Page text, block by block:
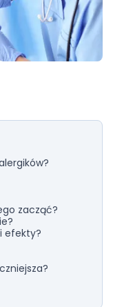
zacząć?
efekty?